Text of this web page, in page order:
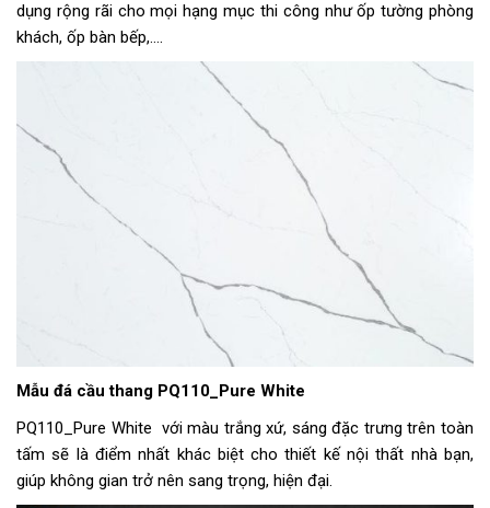
dụng rộng rãi cho mọi hạng mục thi công như ốp tường phòng
khách, ốp bàn bếp,….
Mẫu đá cầu thang PQ110_Pure White
PQ110_Pure White với màu trắng xứ, sáng đặc trưng trên toàn
tấm sẽ là điểm nhất khác biệt cho thiết kế nội thất nhà bạn,
giúp không gian trở nên sang trọng, hiện đại.